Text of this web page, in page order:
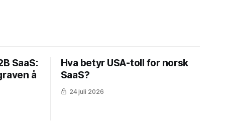
SaaS:
å
Hva betyr USA-toll for norsk
SaaS?
24 juli 2026